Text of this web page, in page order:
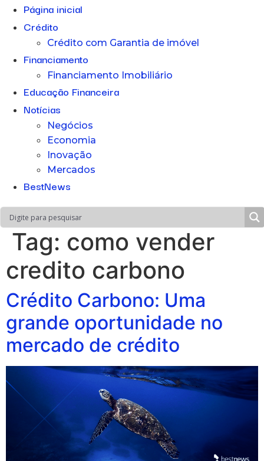
Página inicial
Crédito
Crédito com Garantia de imóvel
Financiamento
Financiamento Imobiliário
Educação Financeira
Notícias
Negócios
Economia
Inovação
Mercados
BestNews
Tag: como vender
credito carbono
Crédito Carbono: Uma
grande oportunidade no
mercado de crédito